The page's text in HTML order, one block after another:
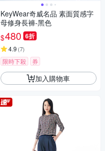
KeyWear奇威名品 素面質感字
母修身長褲-黑色
$480 6折
4.9 (7)
限時下殺 券
加入購物車